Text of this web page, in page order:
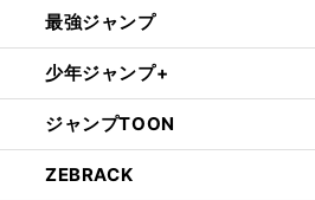
最強ジャンプ
少年ジャンプ+
ジャンプTOON
ZEBRACK